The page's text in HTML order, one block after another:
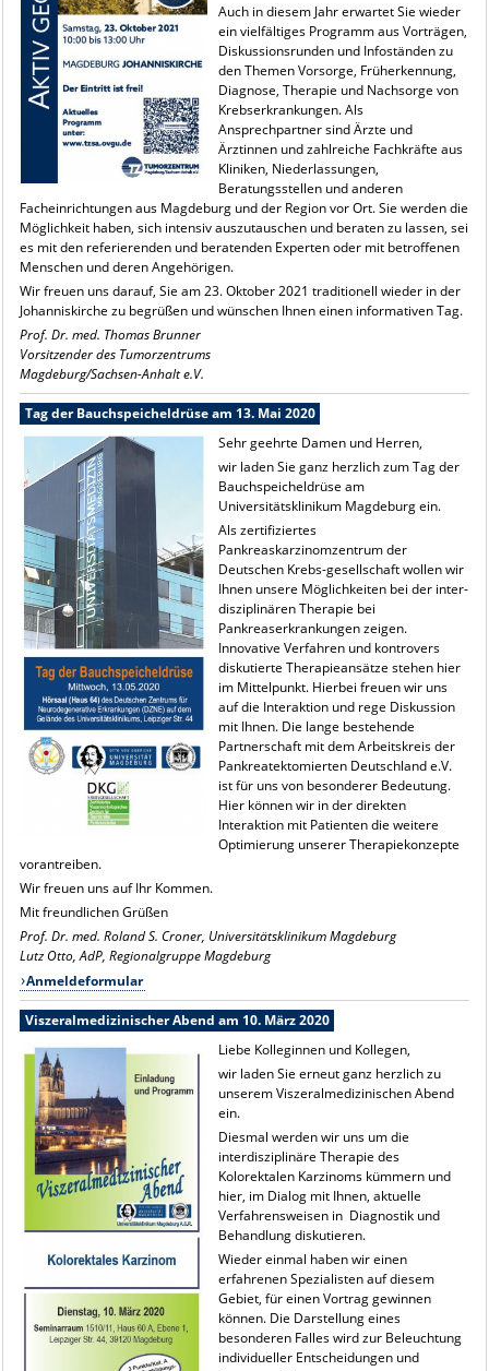
Auch in diesem Jahr erwartet Sie wieder
ein vielfältiges Programm aus Vorträgen,
Diskussionsrunden und Infoständen zu
den Themen Vorsorge, Früherkennung,
Diagnose, Therapie und Nachsorge von
Krebserkrankungen. Als
Ansprechpartner sind Ärzte und
Ärztinnen und zahlreiche Fachkräfte aus
Kliniken, Niederlassungen,
Beratungsstellen und anderen
Facheinrichtungen aus Magdeburg und der Region vor Ort. Sie werden die
Möglichkeit haben, sich intensiv auszutauschen und beraten zu lassen, sei
es mit den referierenden und beratenden Experten oder mit betroffenen
Menschen und deren Angehörigen.
Wir freuen uns darauf, Sie am 23. Oktober 2021 traditionell wieder in der
Johanniskirche zu begrüßen und wünschen Ihnen einen informativen Tag.
Prof. Dr. med. Thomas Brunner
Vorsitzender des Tumorzentrums
Magdeburg/Sachsen-Anhalt e.V.
Tag der Bauchspeicheldrüse am 13. Mai 2020
Sehr geehrte Damen und Herren,
wir laden Sie ganz herzlich zum Tag der
Bauchspeicheldrüse am
Universitätsklinikum Magdeburg ein.
Als zertiﬁziertes
Pankreaskarzinomzentrum der
Deutschen Krebs-gesellschaft wollen wir
Ihnen unsere Möglichkeiten bei der inter-
disziplinären Therapie bei
Pankreaserkrankungen zeigen.
Innovative Verfahren und kontrovers
diskutierte Therapieansätze stehen hier
im Mittelpunkt. Hierbei freuen wir uns
auf die Interaktion und rege Diskussion
mit Ihnen. Die lange bestehende
Partnerschaft mit dem Arbeitskreis der
Pankreatektomierten Deutschland e.V.
ist für uns von besonderer Bedeutung.
Hier können wir in der direkten
Interaktion mit Patienten die weitere
Optimierung unserer Therapiekonzepte
vorantreiben.
Wir freuen uns auf Ihr Kommen.
Mit freundlichen Grüßen
Prof. Dr. med. Roland S. Croner, Universitätsklinikum Magdeburg
Lutz Otto, AdP, Regionalgruppe Magdeburg
Anmeldeformular
Viszeralmedizinischer Abend am 10. März 2020
Liebe Kolleginnen und Kollegen,
wir laden Sie erneut ganz herzlich zu
unserem Viszeralmedizinischen Abend
ein.
Diesmal werden wir uns um die
interdisziplinäre Therapie des
Kolorektalen Karzinoms kümmern und
hier, im Dialog mit Ihnen, aktuelle
Verfahrensweisen in Diagnostik und
Behandlung diskutieren.
Wieder einmal haben wir einen
erfahrenen Spezialisten auf diesem
Gebiet, für einen Vortrag gewinnen
können. Die Darstellung eines
besonderen Falles wird zur Beleuchtung
individueller Entscheidungen und